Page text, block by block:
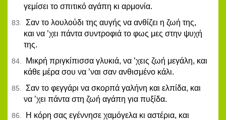
γεμίσει το σπιτικό αγάπη κι αρμονία.
Σαν το λουλούδι της αυγής να ανθίζει η ζωή της,
και να ’χει πάντα συντροφιά το φως μες στην ψυχή
της.
Μικρή πριγκίπισσα γλυκιά, να ’χεις ζωή μεγάλη, και
κάθε μέρα σου να ’ναι σαν ανθισμένο κάλι.
Σαν το φεγγάρι να σκορπά γαλήνη και ελπίδα, και
να ’χει πάντα στη ζωή αγάπη για πυξίδα.
Η κόρη σας εγέννησε χαμόγελα κι αστέρια, και